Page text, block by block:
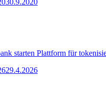
30.9.2020
starten Plattform für
29.4.2026